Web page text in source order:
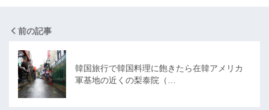
前の記事
韓国旅行で韓国料理に飽きたら在韓アメリカ
軍基地の近くの梨泰院（…